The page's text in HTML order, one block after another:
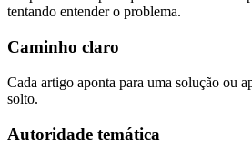
tentando entender o problema.
Caminho claro
Cada artigo aponta para uma solução ou
solto.
Autoridade temática